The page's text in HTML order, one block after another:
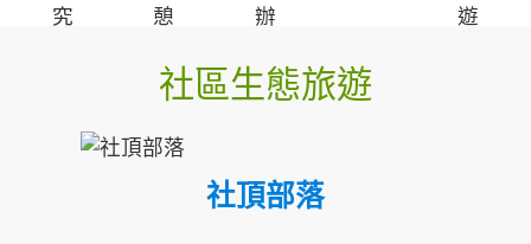
究
憩
辦
遊
社區生態旅遊
社頂部落